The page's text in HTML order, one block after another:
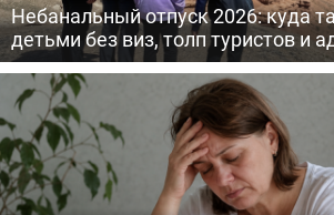
Небанальный отпуск 2026: куда
детьми без виз, толп туристов и